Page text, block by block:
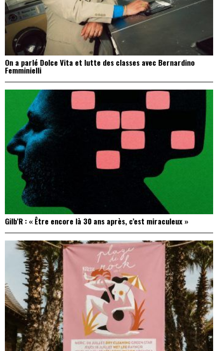
On a parlé Dolce Vita et lutte des classes avec Bernardino
Femminielli
Gilb’R : « Être encore là 30 ans après, c’est miraculeux »